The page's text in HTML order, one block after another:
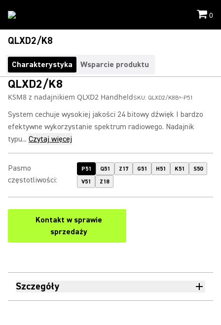
0
QLXD2/K8
Charakterystyka Wsparcie produktu
QLXD2/K8
KSM8 z nadajnikiem QLXD2 HandheldSKU: QLXD2/K8B=-P51
System cechuje wysokiej jakości 24 bitowy dźwięk I bardzo
efektywne wykorzystanie spektrum radiowego. Nadajnik
typu... Czytaj więcej
Pasmo
częstotliwości:
P51 Q51 Z17 G51 H51 K51
S50
V51
Z18
Kontakt w sprawie
sprzedaży
Szczegóły